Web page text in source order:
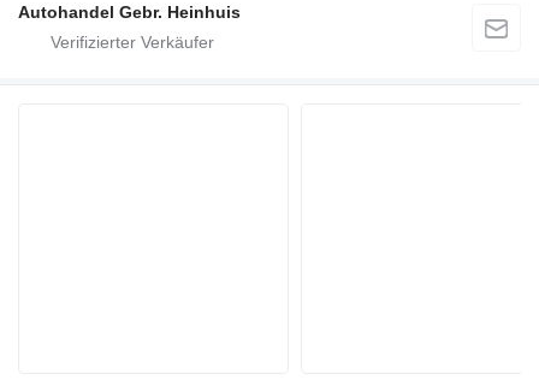
Autohandel Gebr. Heinhuis